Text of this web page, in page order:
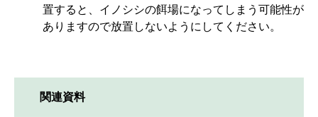
置すると、イノシシの餌場になってしまう可能性が
ありますので放置しないようにしてください。
関連資料